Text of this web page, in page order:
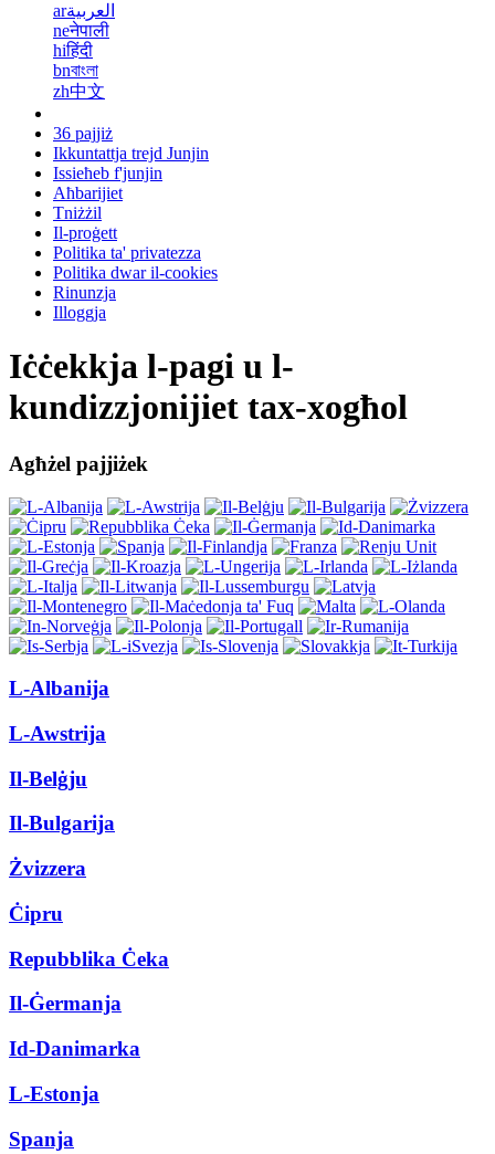
arالعربية
neनेपाली
hiहिंदी
bnবাংলা
zh中文
36 pajjiż
Ikkuntattja trejd Junjin
Issieħeb f'junjin
Aħbarijiet
Tniżżil
Il-proġett
Politika ta' privatezza
Politika dwar il-cookies
Rinunzja
Illoggja
Iċċekkja l-pagi u l-
kundizzjonijiet tax-xogħol
Agħżel pajjiżek
L-Albanija
L-Awstrija
Il-Belġju
Il-Bulgarija
Żvizzera
Ċipru
Repubblika Ċeka
Il-Ġermanja
Id-Danimarka
L-Estonja
Spanja